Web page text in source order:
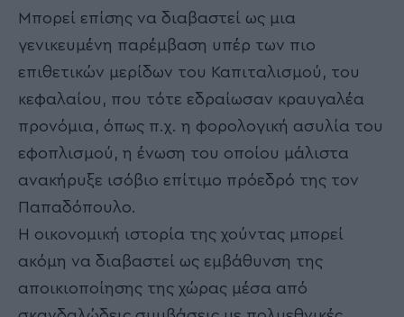
Μπορεί επίσης να διαβαστεί ως μια
γενικευμένη παρέμβαση υπέρ των πιο
επιθετικών μερίδων του Καπιταλισμού, του
κεφαλαίου, που τότε εδραίωσαν κραυγαλέα
προνόμια, όπως π.χ. η φορολογική ασυλία του
εφοπλισμού, η ένωση του οποίου μάλιστα
ανακήρυξε ισόβιο επίτιμο πρόεδρό της τον
Παπαδόπουλο.
Η οικονομική ιστορία της χούντας μπορεί
ακόμη να διαβαστεί ως εμβάθυνση της
αποικιοποίησης της χώρας μέσα από